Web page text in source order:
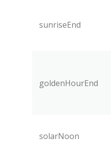
sunriseEnd
goldenHourEnd
solarNoon